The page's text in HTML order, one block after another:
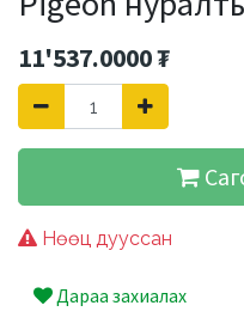
11'537.0000₮
Нөөц дууссан
Дараа захиалах